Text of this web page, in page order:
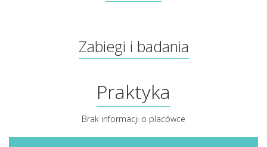
Zabiegi i badania
Praktyka
Brak informacji o placówce